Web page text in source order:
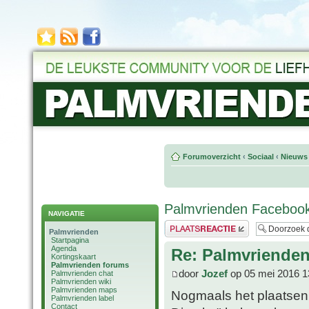
NAVIGATIE
Palmvrienden
Startpagina
Agenda
Kortingskaart
Palmvrienden forums
Palmvrienden chat
Palmvrienden wiki
Palmvrienden maps
Palmvrienden label
Contact
Forumoverzicht ‹ Sociaal ‹
Palmvrienden
Plaats een reactie
Re:
door Jozef op 05 mei 2016
Nogmaals het